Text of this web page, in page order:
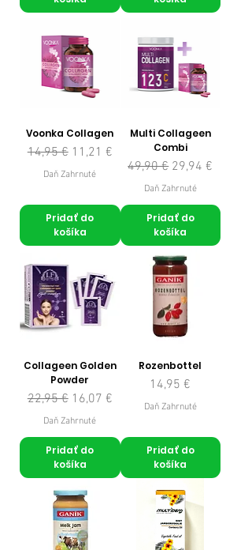
Voonka Collagen
Normálna cena
14,95 € Zľavnená cena
11,21 €
Daň Zahrnuté
Pridať do
košíka
Multi Collageen
Combi
Normálna cena
49,90 € Zľavnená cena
29,94 €
Daň Zahrnuté
Pridať do
košíka
Collageen Golden
Powder
Normálna cena
22,95 € Zľavnená cena
16,07 €
Daň Zahrnuté
Pridať do
košíka
Rozenbottel
Cena
14,95 €
Daň Zahrnuté
Pridať do
košíka